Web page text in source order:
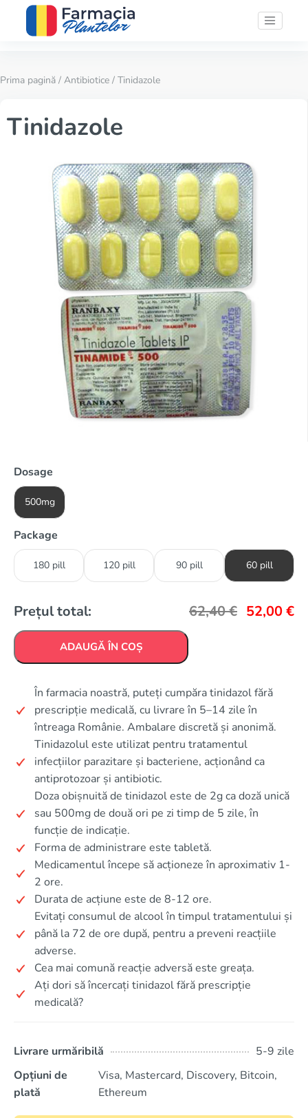
Prima pagină / Antibiotice / Tinidazole
Tinidazole
Dosage
500mg
Package
180 pill 120 pill 90 pill 60 pill
Prețul total: 62,40€ 52,00€
ADAUGĂ ÎN COȘ
În farmacia noastră, puteți cumpăra tinidazol fără
prescripție medicală, cu livrare în 5–14 zile în
întreaga Românie. Ambalare discretă și anonimă.
Tinidazolul este utilizat pentru tratamentul
infecțiilor parazitare și bacteriene, acționând ca
antiprotozoar și antibiotic.
Doza obișnuită de tinidazol este de 2g ca doză unică
sau 500mg de două ori pe zi timp de 5 zile, în
funcție de indicație.
Forma de administrare este tabletă.
Medicamentul începe să acționeze în aproximativ 1-
2 ore.
Durata de acțiune este de 8-12 ore.
Evitați consumul de alcool în timpul tratamentului și
până la 72 de ore după, pentru a preveni reacțiile
adverse.
Cea mai comună reacție adversă este greața.
Ați dori să încercați tinidazol fără prescripție
medicală?
Livrare urmăribilă
5-9 zile
Opțiuni de
plată
Visa, Mastercard, Discovery, Bitcoin,
Ethereum